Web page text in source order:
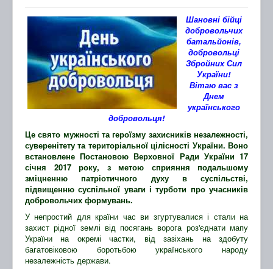
Шановні бійці
добровольчих
батальйонів,
добровольці
Збройних Сил
України!
Вітаю вас з
Днем
українського
добровольця!
Це свято мужності та героїзму захисників незалежності,
суверенітету та територіальної цілісності України. Воно
встановлене Постановою Верховної Ради України 17
січня 2017 року, з метою сприяння подальшому
зміцненню патріотичного духу в суспільстві,
підвищенню суспільної уваги і турботи про учасників
добровольчих формувань.
У непростий для країни час ви згуртувалися і стали на
захист рідної землі від посягань ворога роз'єднати мапу
України на окремі частки, від зазіхань на здобуту
багатовіковою боротьбою українського народу
незалежність держави.